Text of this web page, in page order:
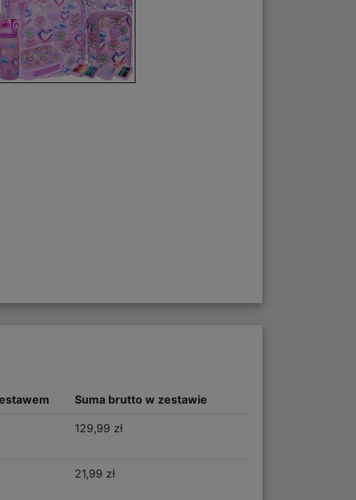
Suma brutto w zestawie
129,99 zł
21,99 zł